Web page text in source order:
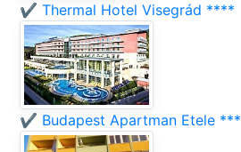
✔️ Thermal Hotel Visegrád ****
✔️ Budapest Apartman Etele ***